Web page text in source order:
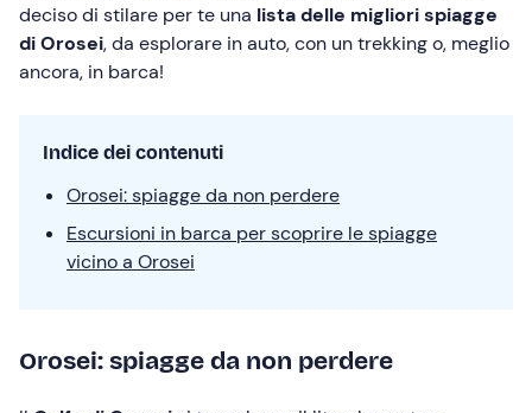
deciso di stilare per te una lista delle migliori spiagge
di Orosei, da esplorare in auto, con un trekking o, meglio
ancora, in barca!
Indice dei contenuti
Orosei: spiagge da non perdere
Escursioni in barca per scoprire le spiagge
vicino a Orosei
Orosei: spiagge da non perdere